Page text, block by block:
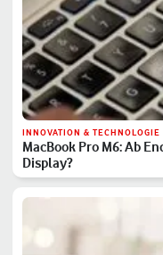
INNOVATION & TECHNOLOGIE
MacBook Pro M6: Ab
Display?